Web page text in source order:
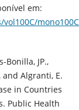
em:
Bonilla, JP.,
and Algranti, E.
in Countries
Public Health